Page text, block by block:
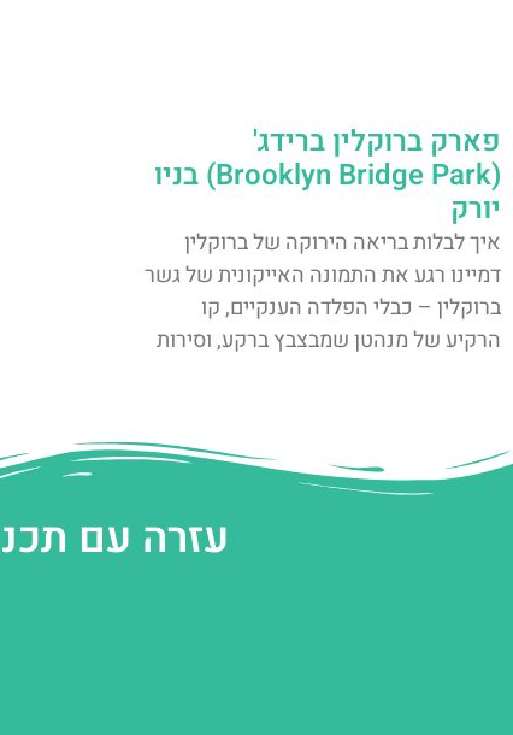
פארק ברוקלין ברידג'
(Brooklyn Bridge Park) בניו
יורק
איך לבלות בריאה הירוקה של ברוקלין
דמיינו רגע את התמונה האייקונית של גשר
ברוקלין – כבלי הפלדה הענקיים, קו
הרקיע של מנהטן שמבצבץ ברקע, וסירות
עזרה עם